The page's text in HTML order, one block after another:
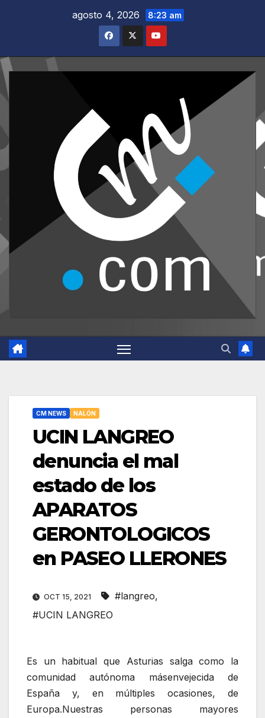
agosto 4, 2026 8:23 am
CM NEWS NALÓN
UCIN LANGREO
denuncia el mal
estado de los
APARATOS
GERONTOLOGICOS
en PASEO LLERONES
OCT 15, 2021 #langreo,
#UCIN LANGREO
Es un habitual que Asturias salga como la
comunidad autónoma másenvejecida de
España y, en múltiples ocasiones, de
Europa.Nuestras personas mayores